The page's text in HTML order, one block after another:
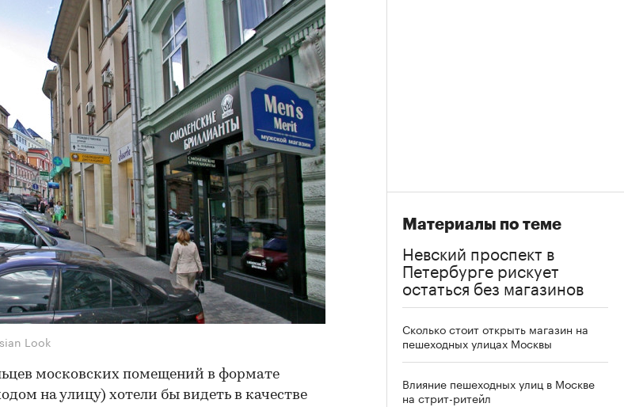
Look
московских помещений в формате
на улицу) хотели бы видеть в качестве
Материалы по теме
Невский проспект в
Петербурге рискует
остаться без магазинов
Сколько стоит открыть магазин на
пешеходных улицах Москвы
Влияние пешеходных улиц в Москве
на стрит-ритейл